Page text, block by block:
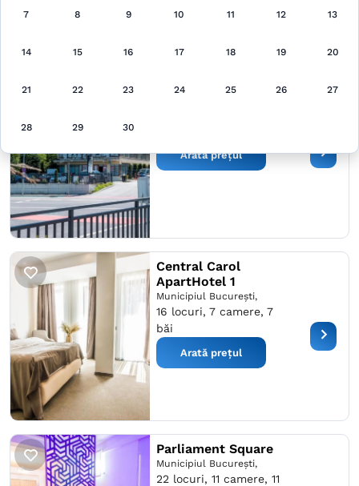
Arată pe hartă
Apart Hotel Bonjour
Arată prețul
Central Carol
ApartHotel 1
Municipiul București,
16 locuri, 7 camere, 7
băi
Arată prețul
Parliament Square
Municipiul București,
22 locuri, 11 camere, 11
7 8 9 10 11 12 13
14 15 16 17 18 19 20
21 22 23 24 25 26 27
28 29 30